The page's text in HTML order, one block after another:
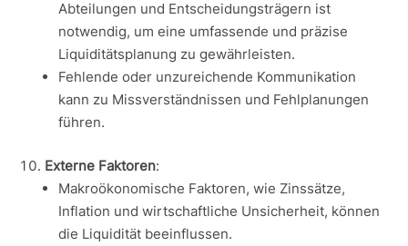
Abteilungen und Entscheidungsträgern ist
notwendig, um eine umfassende und präzise
Liquiditätsplanung zu gewährleisten.
Fehlende oder unzureichende Kommunikation
kann zu Missverständnissen und Fehlplanungen
führen.
Externe Faktoren:
Makroökonomische Faktoren, wie Zinssätze,
Inflation und wirtschaftliche Unsicherheit, können
die Liquidität beeinflussen.